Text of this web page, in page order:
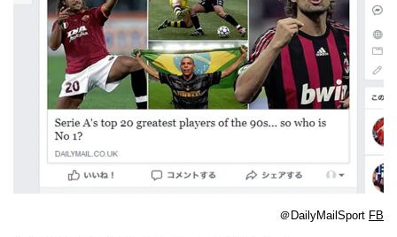
＠DailyMailSport FB